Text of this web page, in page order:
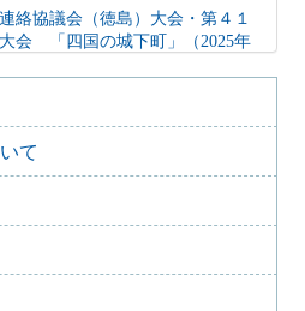
絡協議会（徳島）大会・第４１
会 「四国の城下町」（2025年
シンポジウム 地方史研究と歴
宮の黎明と終焉～水無瀬とい
て